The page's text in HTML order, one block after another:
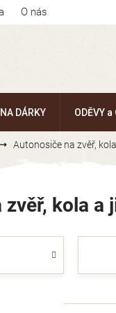
O nás
DÁRKY ODĚVY a
Autonosiče na zvěř,
kola a